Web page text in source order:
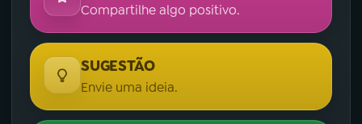
Compartilhe algo positivo.
SUGESTÃO
Envie uma ideia.